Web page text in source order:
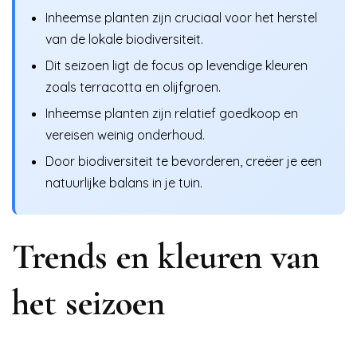
Inheemse planten zijn cruciaal voor het herstel
van de lokale biodiversiteit.
Dit seizoen ligt de focus op levendige kleuren
zoals terracotta en olijfgroen.
Inheemse planten zijn relatief goedkoop en
vereisen weinig onderhoud.
Door biodiversiteit te bevorderen, creëer je een
natuurlijke balans in je tuin.
Trends en kleuren van
het seizoen